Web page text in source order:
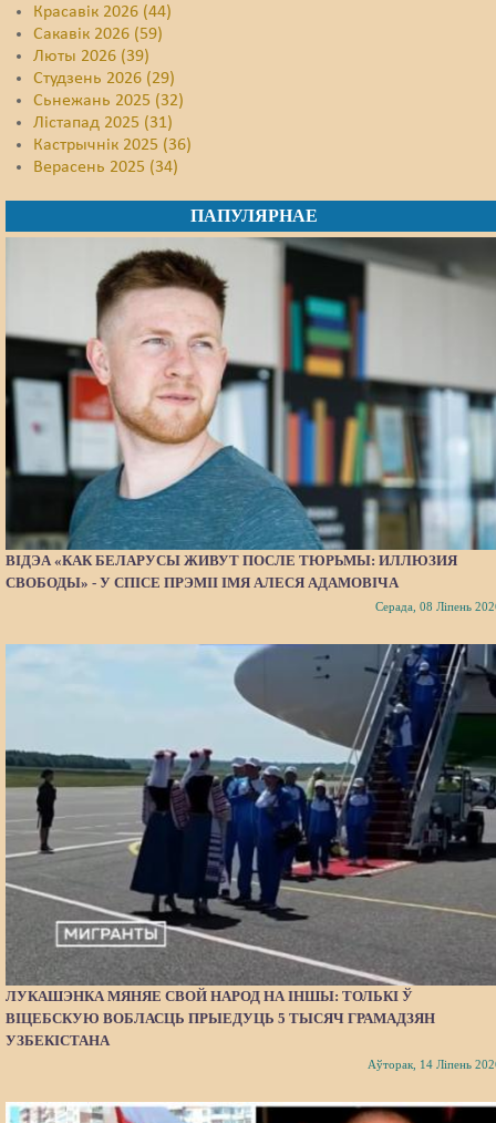
Красавік 2026 (44)
Сакавік 2026 (59)
Люты 2026 (39)
Студзень 2026 (29)
Сьнежань 2025 (32)
Лістапад 2025 (31)
Кастрычнік 2025 (36)
Верасень 2025 (34)
ПАПУЛЯРНАЕ
ВІДЭА «КАК БЕЛАРУСЫ ЖИВУТ ПОСЛЕ ТЮРЬМЫ: ИЛЛЮЗИЯ
СВОБОДЫ» - У СПІСЕ ПРЭМІІ ІМЯ АЛЕСЯ АДАМОВІЧА
Серада, 08 Ліпень
ЛУКАШЭНКА МЯНЯЕ СВОЙ НАРОД НА ІНШЫ: ТОЛЬКІ Ў
ВІЦЕБСКУЮ ВОБЛАСЦЬ ПРЫЕДУЦЬ 5 ТЫСЯЧ ГРАМАДЗЯН
УЗБЕКІСТАНА
Аўторак, 14 Ліпень